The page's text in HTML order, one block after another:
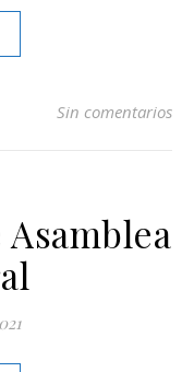
Sin comentarios